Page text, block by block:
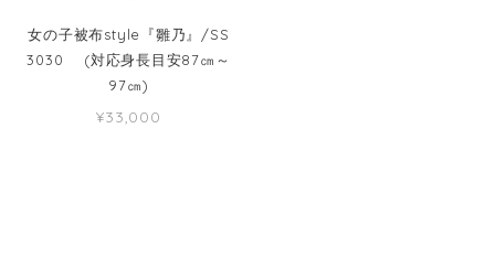
女の子被布style『雛乃』/SS
3030 (対応身長目安87㎝～
97㎝)
¥33,000